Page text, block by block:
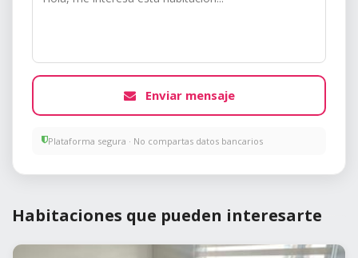
Enviar mensaje
Plataforma segura · No compartas datos bancarios
Habitaciones que pueden interesarte